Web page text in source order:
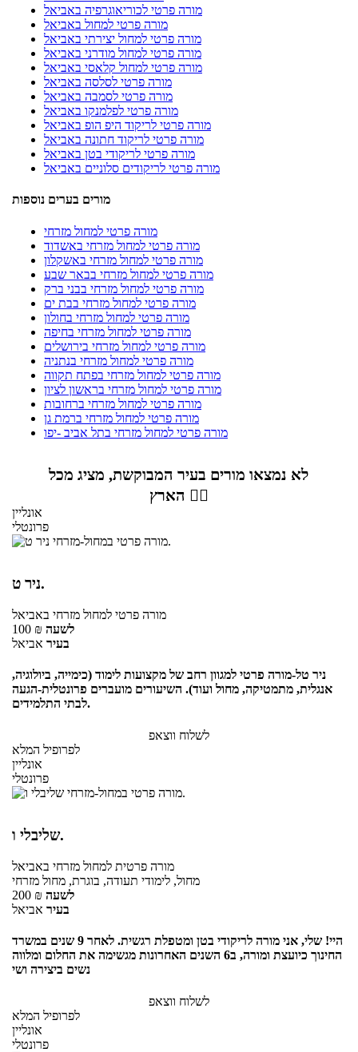
מורה פרטי לכוריאוגרפיה באביאל
מורה פרטי למחול באביאל
מורה פרטי למחול יצירתי באביאל
מורה פרטי למחול מודרני באביאל
מורה פרטי למחול קלאסי באביאל
מורה פרטי לסלסה באביאל
מורה פרטי לסמבה באביאל
מורה פרטי לפלמנקו באביאל
מורה פרטי לריקוד היפ הופ באביאל
מורה פרטי לריקוד חתונה באביאל
מורה פרטי לריקודי בטן באביאל
מורה פרטי לריקודים סלוניים באביאל
מורים בערים נוספות
מורה פרטי למחול מזרחי
מורה פרטי למחול מזרחי באשדוד
מורה פרטי למחול מזרחי באשקלון
מורה פרטי למחול מזרחי בבאר שבע
מורה פרטי למחול מזרחי בבני ברק
מורה פרטי למחול מזרחי בבת ים
מורה פרטי למחול מזרחי בחולון
מורה פרטי למחול מזרחי בחיפה
מורה פרטי למחול מזרחי בירושלים
מורה פרטי למחול מזרחי בנתניה
מורה פרטי למחול מזרחי בפתח תקווה
מורה פרטי למחול מזרחי בראשון לציון
מורה פרטי למחול מזרחי ברחובות
מורה פרטי למחול מזרחי ברמת גן
מורה פרטי למחול מזרחי בתל אביב -יפו
לא נמצאו מורים בעיר המבוקשת, מציג מכל
הארץ 👇🏼
אונליין
פרונטלי
ניר ט.
מורה פרטי למחול מזרחי באביאל
100 ₪ לשעה
בעיר אביאל
ניר טל-מורה פרטי למגוון רחב של מקצועות לימוד (כימייה, ביולוגיה,
אנגלית, מתמטיקה, מחול ועוד). השיעורים מועברים פרונטלית-הגעה
לבתי התלמידים.
לשלוח ווצאפ
לפרופיל המלא
אונליין
פרונטלי
שליבלי ו.
מורה פרטית למחול מזרחי באביאל
מחול, לימודי תעודה, בוגרת, מחול מזרחי
200 ₪ לשעה
בעיר אביאל
היי! שלי, אני מורה לריקודי בטן ומטפלת רגשית. לאחר 9 שנים במשרד
החינוך כיועצת ומורה, ב6 השנים האחרונות מגשימה את החלום ומלווה
נשים ביצירה ושי
לשלוח ווצאפ
לפרופיל המלא
אונליין
פרונטלי